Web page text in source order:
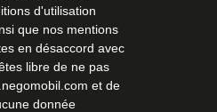
d'utilisation
que nos mentions
en désaccord avec
libre de ne pas
et de
donnée